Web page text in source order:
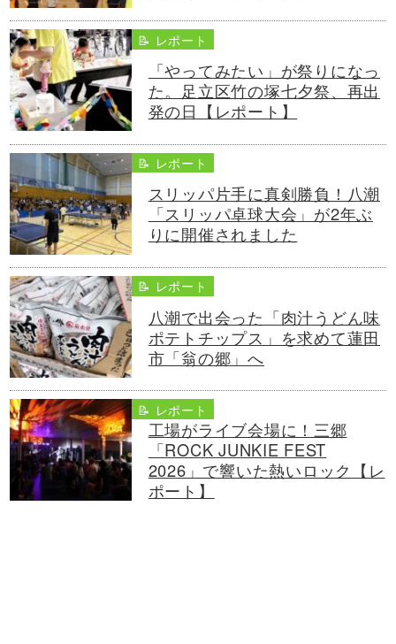
📝 レポート
「やってみたい」が祭りになっ
た。足立区竹の塚七夕祭、再出
発の日【レポート】
📝 レポート
スリッパ片手に真剣勝負！八潮
「スリッパ卓球大会」が2年ぶ
りに開催されました
📝 レポート
八潮で出会った「肉汁うどん味
ポテトチップス」を求めて蓮田
市「翁の郷」へ
📝 レポート
工場がライブ会場に！三郷
「ROCK JUNKIE FEST
2026」で響いた熱いロック【レ
ポート】